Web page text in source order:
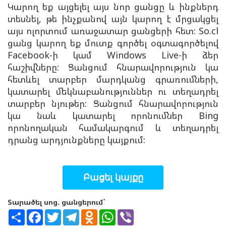
Կարող եք այցելել այս նոր ցանցը և ինքներդ
տեսնել, թե ինչքանով այն կարող է մրցակցել
այս ոլորտում առաջատար ցանցերի հետ: So.cl
ցանց կարող եք մուտք գործել օգտագործելով
Facebook-ի կամ Windows Live-ի ձեր
հաշիվները: Ցանցում հնարավորություն կա
հետևել տարբեր մարդկանց գրառումների,
կատարել մեկնաբանություններ ու տեղադրել
տարբեր նյութեր: Ցանցում հնարավորություն
կա նաև կատարել որոնումներ Bing
որոնողական համակարգում և տեղադրել
դրանց արդյունքները կայքում:
Բացել կայքը
Տարածել սոց. ցանցերում`
S
F
T
T
O
W